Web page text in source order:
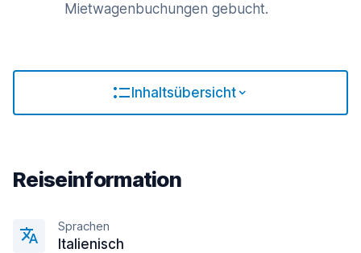
Mietwagenbuchungen gebucht.
Inhaltsübersicht
Reiseinformation
Sprachen
Italienisch